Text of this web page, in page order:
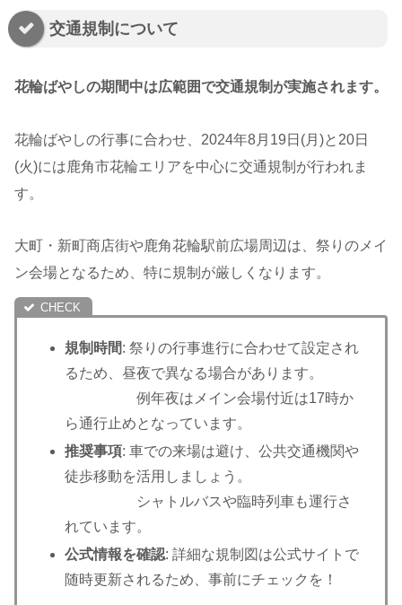
交通規制について
花輪ばやしの期間中は広範囲で交通規制が実施されます。
花輪ばやしの行事に合わせ、2024年8月19日(月)と20日
(火)には鹿角市花輪エリアを中心に交通規制が行われま
す。
大町・新町商店街や鹿角花輪駅前広場周辺は、祭りのメイ
ン会場となるため、特に規制が厳しくなります。
規制時間: 祭りの行事進行に合わせて設定され
るため、昼夜で異なる場合があります。
例年夜はメイン会場付近は17時か
ら通行止めとなっています。
推奨事項: 車での来場は避け、公共交通機関や
徒歩移動を活用しましょう。
シャトルバスや臨時列車も運行さ
れています。
公式情報を確認: 詳細な規制図は公式サイトで
随時更新されるため、事前にチェックを！